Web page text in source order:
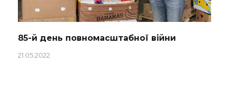
85-й день повномасштабної війни
21.05.2022